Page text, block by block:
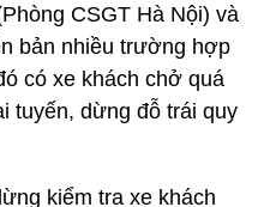
CSGT Hà Nội) và
bản nhiều trường hợp
có xe khách chở quá
tuyến, dừng đỗ trái quy
kiểm tra xe khách